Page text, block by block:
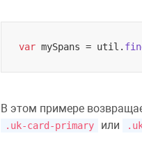
var mySpans = util.
В этом примере
.uk-card-primary или